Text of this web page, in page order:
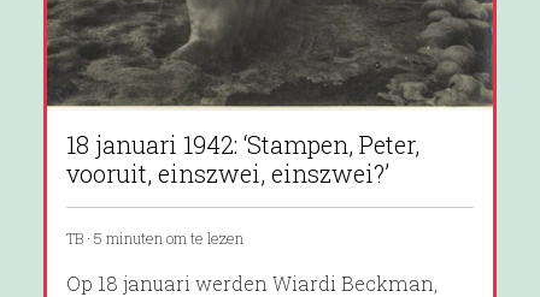
18 januari 1942: ‘Stampen, Peter,
vooruit, einszwei, einszwei?’
TB · 5 minuten om te lezen
Op 18 januari werden Wiardi Beckman,